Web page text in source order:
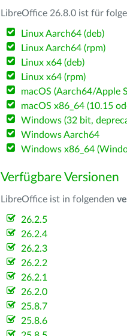
LibreOffice 26.8.0 ist für
Linux Aarch64 (deb)
Linux Aarch64 (rpm)
Linux x64 (deb)
Linux x64 (rpm)
macOS (Aarch64/Apple
macOS x86_64 (10.15
Windows (32 bit,
Windows Aarch64
Windows x86_64
Verfügbare Versionen
LibreOffice ist in folgenden
26.2.5
26.2.4
26.2.3
26.2.2
26.2.1
26.2.0
25.8.7
25.8.6